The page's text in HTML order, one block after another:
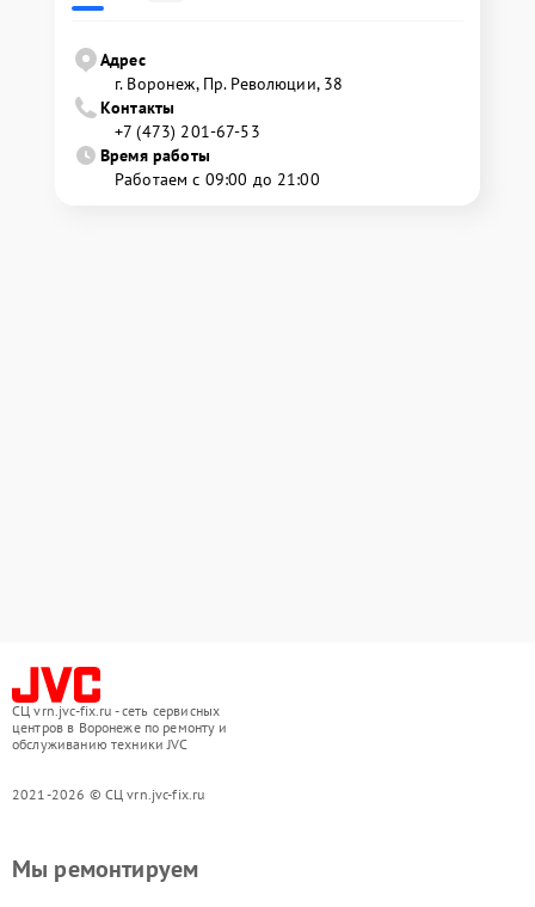
Адрес
г. Воронеж, Пр. Революции, 38
Контакты
+7 (473) 201-67-53
Время работы
Работаем с 09:00 до 21:00
СЦ vrn.jvc-fix.ru - сеть сервисных
центров в Воронеже по ремонту и
обслуживанию техники JVC
2021-2026 © СЦ vrn.jvc-fix.ru
Мы ремонтируем